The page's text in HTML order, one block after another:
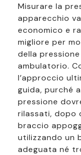
Misurare la
apparecchio
economico e
migliore per
della
ambulatorio.
l’approccio
guida, purché
pressione
rilassati, dopo
braccio
utilizzando un
adeguata né